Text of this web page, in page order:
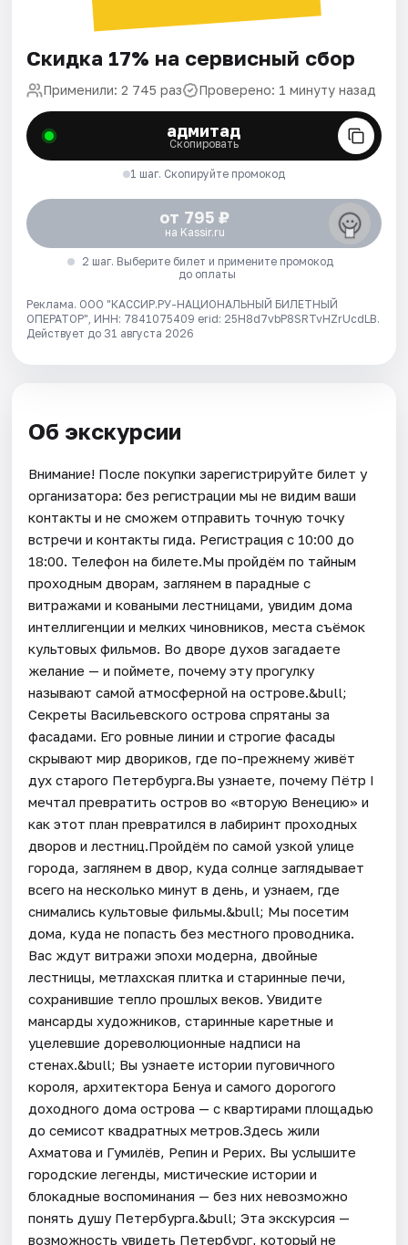
Скидка 17% на сервисный сбор
Применили: 2 745 раз Проверено: 1 минуту назад
адмитад
Скопировать
1 шаг. Скопируйте промокод
от 795 ₽
на Kassir.ru
2 шаг. Выберите билет и примените промокод
до оплаты
Реклама. ООО "КАССИР.РУ-НАЦИОНАЛЬНЫЙ БИЛЕТНЫЙ
ОПЕРАТОР", ИНН: 7841075409 erid: 25H8d7vbP8SRTvHZrUcdLB.
Действует до 31 августа 2026
Об экскурсии
Внимание! После покупки зарегистрируйте билет у
организатора: без регистрации мы не видим ваши
контакты и не сможем отправить точную точку
встречи и контакты гида. Регистрация с 10:00 до
18:00. Телефон на билете.Мы пройдём по тайным
проходным дворам, заглянем в парадные с
витражами и коваными лестницами, увидим дома
интеллигенции и мелких чиновников, места съёмок
культовых фильмов. Во дворе духов загадаете
желание — и поймете, почему эту прогулку
называют самой атмосферной на острове.&bull;
Секреты Васильевского острова спрятаны за
фасадами. Его ровные линии и строгие фасады
скрывают мир двориков, где по-прежнему живёт
дух старого Петербурга.Вы узнаете, почему Пётр I
мечтал превратить остров во «вторую Венецию» и
как этот план превратился в лабиринт проходных
дворов и лестниц.Пройдём по самой узкой улице
города, заглянем в двор, куда солнце заглядывает
всего на несколько минут в день, и узнаем, где
снимались культовые фильмы.&bull; Мы посетим
дома, куда не попасть без местного проводника.
Вас ждут витражи эпохи модерна, двойные
лестницы, метлахская плитка и старинные печи,
сохранившие тепло прошлых веков. Увидите
мансарды художников, старинные каретные и
уцелевшие дореволюционные надписи на
стенах.&bull; Вы узнаете истории пуговичного
короля, архитектора Бенуа и самого дорогого
доходного дома острова — с квартирами площадью
до семисот квадратных метров.Здесь жили
Ахматова и Гумилёв, Репин и Рерих. Вы услышите
городские легенды, мистические истории и
блокадные воспоминания — без них невозможно
понять душу Петербурга.&bull; Эта экскурсия —
возможность увидеть Петербург, который не